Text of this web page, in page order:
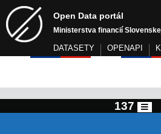
Open Data portál
Ministerstva financií
DATASETY OPENAPI
137